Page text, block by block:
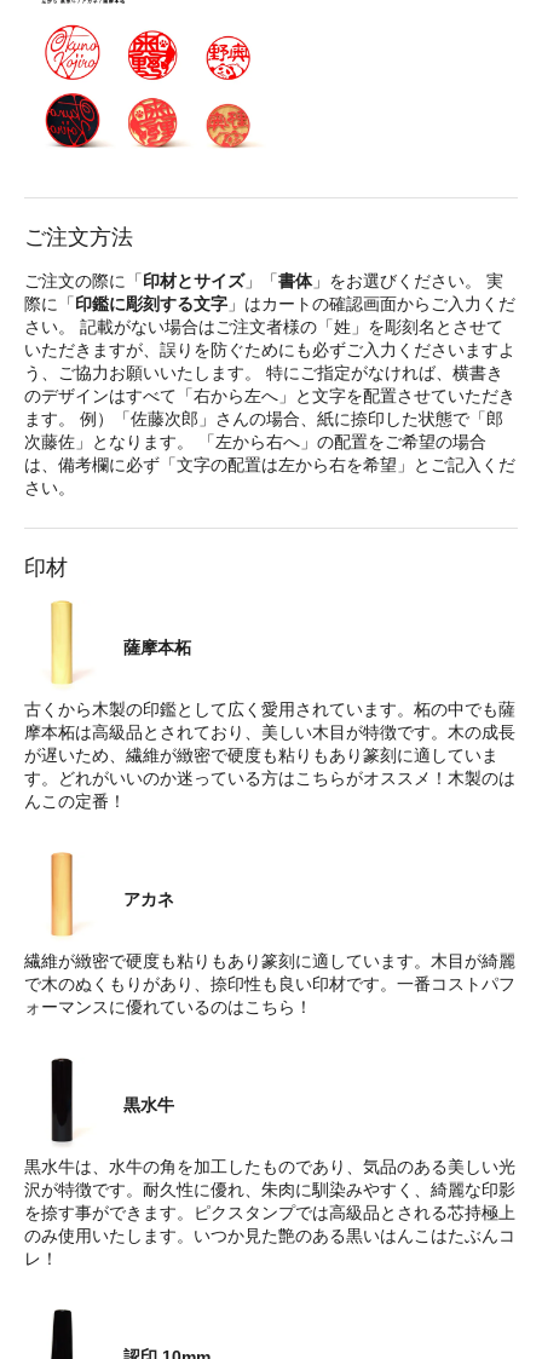
ご注文方法
ご注文の際に「印材とサイズ」「書体」をお選びください。 実
際に「印鑑に彫刻する文字 」はカートの確認画面からご入力くだ
さい。 記載がない場合はご注文者様の「姓」を彫刻名とさせて
いただきますが、誤りを防ぐためにも必ずご入力くださいますよ
う、ご協力お願いいたします。 特にご指定がなければ、横書き
のデザインはすべて「右から左へ」と文字を配置させていただき
ます。 例）「佐藤次郎」さんの場合、紙に捺印した状態で「郎
次藤佐」となります。 「左から右へ」の配置をご希望の場合
は、備考欄に必ず「文字の配置は左から右を希望」とご記入くだ
さい。
印材
薩摩本柘
古くから木製の印鑑として広く愛用されています。柘の中でも薩
摩本柘は高級品とされており、美しい木目が特徴です。木の成長
が遅いため、繊維が緻密で硬度も粘りもあり篆刻に適していま
す。どれがいいのか迷っている方はこちらがオススメ！木製のは
んこの定番！
アカネ
繊維が緻密で硬度も粘りもあり篆刻に適しています。木目が綺麗
で木のぬくもりがあり、捺印性も良い印材です。一番コストパフ
ォーマンスに優れているのはこちら！
黒水牛
黒水牛は、水牛の角を加工したものであり、気品のある美しい光
沢が特徴です。耐久性に優れ、朱肉に馴染みやすく、綺麗な印影
を捺す事ができます。ピクスタンプでは高級品とされる芯持極上
のみ使用いたします。いつか見た艶のある黒いはんこはたぶんコ
レ！